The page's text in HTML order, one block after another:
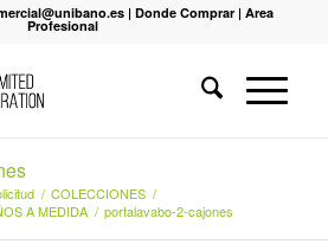
|Donde Comprar |Area
Profesional
/ COLECCIONES /
A MEDIDA / portalavabo-2-cajones